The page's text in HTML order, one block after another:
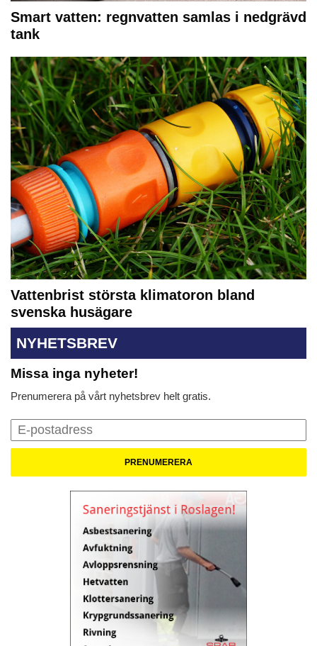
Smart vatten: regnvatten samlas i nedgrävd
tank
Vattenbrist största klimatoron bland
svenska husägare
NYHETSBREV
Missa inga nyheter!
Prenumerera på vårt nyhetsbrev helt gratis.